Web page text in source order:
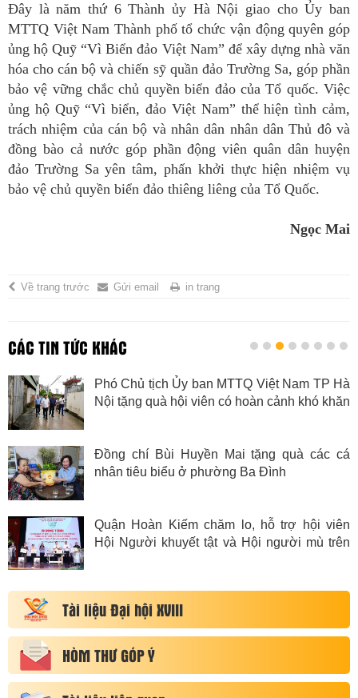
Đây là năm thứ 6 Thành ủy Hà Nội giao cho Ủy ban
MTTQ Việt Nam Thành phố tổ chức vận động quyên góp
ủng hộ Quỹ “Vì Biển đảo Việt Nam” để xây dựng nhà văn
hóa cho cán bộ và chiến sỹ quần đảo Trường Sa, góp phần
bảo vệ vững chắc chủ quyền biển đảo của Tổ quốc. Việc
ủng hộ Quỹ “Vì biển, đảo Việt Nam” thể hiện tình cảm,
trách nhiệm của cán bộ và nhân dân nhân dân Thủ đô và
đồng bào cả nước góp phần động viên quân dân huyện
đảo Trường Sa yên tâm, phấn khởi thực hiện nhiệm vụ
bảo vệ chủ quyền biển đảo thiêng liêng của Tổ Quốc.
Ngọc Mai
Về trang trước Gửi email in trang
CÁC TIN TỨC KHÁC
Phó Chủ tịch Ủy ban MTTQ Việt Nam TP Hà
Nội tặng quà hội viên có hoàn cảnh khó khăn
Đồng chí Bùi Huyền Mai tặng quà các cá
nhân tiêu biểu ở phường Ba Đình
Quận Hoàn Kiếm chăm lo, hỗ trợ hội viên
Hội Người khuyết tật và Hội người mù trên
Tài liệu Đại hội XVIII
HÒM THƯ GÓP Ý